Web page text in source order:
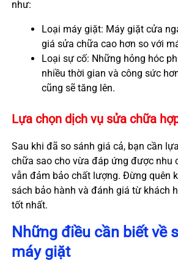
như:
Loại máy giặt: Máy giặt cửa
giá sửa chữa cao hơn so với
Loại sự cố: Những hỏng hóc
nhiều thời gian và công sức
cũng sẽ tăng lên.
Lựa chọn dịch vụ sửa chữa
Sau khi đã so sánh giá cả, bạn cần
chữa sao cho vừa đáp ứng được nhu
vẫn đảm bảo chất lượng. Đừng quên
sách bảo hành và đánh giá từ khách
tốt nhất.
Những điều cần biết về
máy giặt